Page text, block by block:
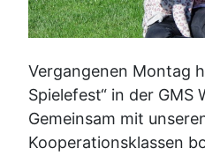
Vergangenen Montag
Spielefest“ in der GMS
Gemeinsam mit
Kooperationsklassen